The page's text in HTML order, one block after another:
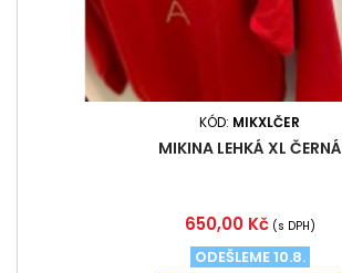
KÓD: MIKXLČER
MIKINA LEHKÁ XL ČERNÁ
Cena
650,00 Kč (s DPH)
ODEŠLEME 10.8.